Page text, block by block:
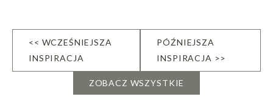
<< WCZEŚNIEJSZA
INSPIRACJA
PÓŹNIEJSZA
INSPIRACJA >>
ZOBACZ WSZYSTKIE